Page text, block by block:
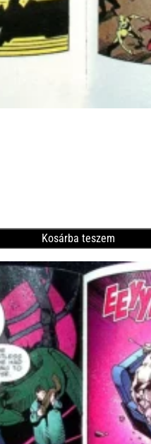
Kosárba teszem